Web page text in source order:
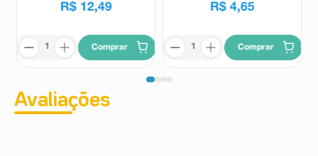
R$ 12,49
Comprar
R$ 4,65
Comprar
Avaliações